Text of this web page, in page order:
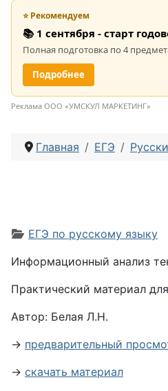
⭐ Рекомендуем
📚 1 сентября - старт
Полная подготовка по 4
Подробнее
Реклама ООО «УМСКУЛ МАРКЕТИНГ»
Главная ЕГЭ
Информация о материале
ЕГЭ по русскому языку
Информационный анализ
Практический материал
Автор: Белая Л.Н.
→ предварительный
→ скачать материал